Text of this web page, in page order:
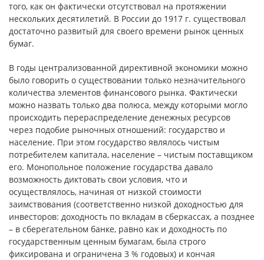
того, как он фактически отсутствовал на протяжении
нескольких десятилетий. В России до 1917 г. существовал
достаточно развитый для своего времени рынок ценных
бумаг.
В годы централизованной директивной экономики можно
было говорить о существовании только незначительного
количества элементов финансового рынка. Фактически
можно назвать только два полюса, между которыми могло
происходить перераспределение денежных ресурсов
через подобие рыночных отношений: государство и
население. При этом государство являлось чистым
потребителем капитала, население – чистым поставщиком
его. Монопольное положение государства давало
возможность диктовать свои условия, что и
осуществлялось, начиная от низкой стоимости
заимствования (соответственно низкой доходностью для
инвесторов: доходность по вкладам в сберкассах, а позднее
– в сберегательном банке, равно как и доходность по
государственным ценным бумагам, была строго
фиксирована и ограничена 3 % годовых) и кончая